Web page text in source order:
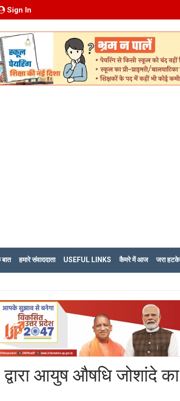
Sign In
बात हमारे संवाददाता USEFUL LINKS कैमरे में आज जरा हटके
आयुष औषधि जोशांदे का